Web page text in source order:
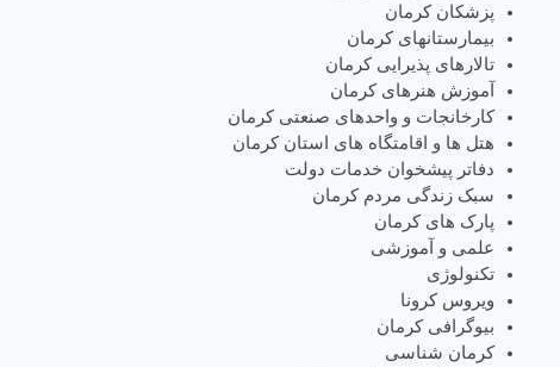
پزشکان کرمان
بیمارستانهای کرمان
تالارهای پذیرایی کرمان
آموزش هنرهای کرمان
کارخانجات و واحدهای صنعتی کرمان
هتل ها و اقامتگاه های استان کرمان
دفاتر پیشخوان خدمات دولت
سبک زندگی مردم کرمان
پارک های کرمان
علمی و آموزشی
تکنولوژی
ویروس کرونا
بیوگرافی کرمان
کرمان شناسی